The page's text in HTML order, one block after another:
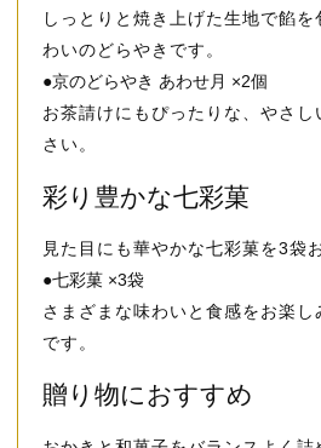
しっとりと焼き上げた生地で餡
わいのどらやきです。
●京のどらやき あわせ月 ×2個
お茶請けにもぴったりな、やさ
さい。
彩り豊かな七彩菓
見た目にも華やかな七彩菓を3袋
●七彩菓 ×3袋
さまざまな味わいと食感をお楽
です。
贈り物におすすめ